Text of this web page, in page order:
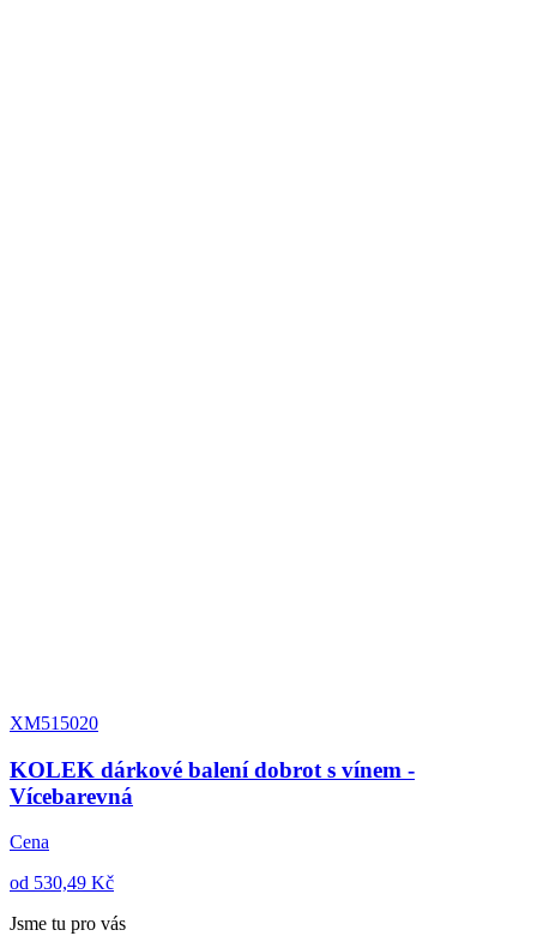
XM515020
KOLEK dárkové balení dobrot s vínem -
Vícebarevná
Cena
od 530,49 Kč
Jsme tu pro vás